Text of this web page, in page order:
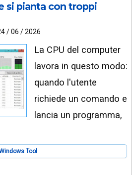
si pianta con troppi
/ 06 / 2026
La CPU del computer
lavora in questo modo:
quando l'utente
richiede un comando e
lancia un programma,
Tool